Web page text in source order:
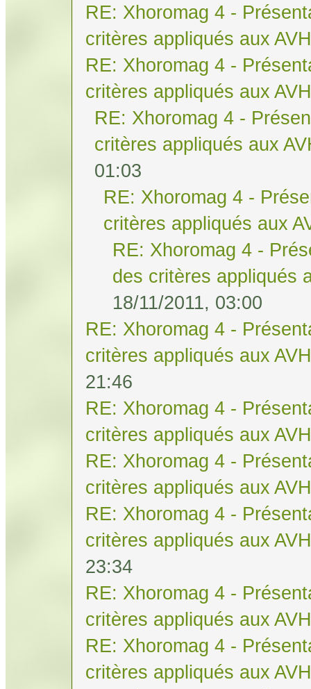
RE: Xhoromag 4 -
critères appliqués aux AVH
RE: Xhoromag 4 -
critères appliqués aux AVH
RE: Xhoromag 4 -
critères appliqués aux
01:03
RE: Xhoromag 4 -
critères appliqués aux
RE: Xhoromag 4 -
des critères appliqués
18/11/2011, 03:00
RE: Xhoromag 4 -
critères appliqués aux AVH
21:46
RE: Xhoromag 4 -
critères appliqués aux AVH
RE: Xhoromag 4 -
critères appliqués aux AVH
RE: Xhoromag 4 -
critères appliqués aux AVH
23:34
RE: Xhoromag 4 -
critères appliqués aux AVH
RE: Xhoromag 4 -
critères appliqués aux AVH